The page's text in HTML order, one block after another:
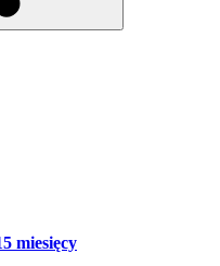
miesięcy